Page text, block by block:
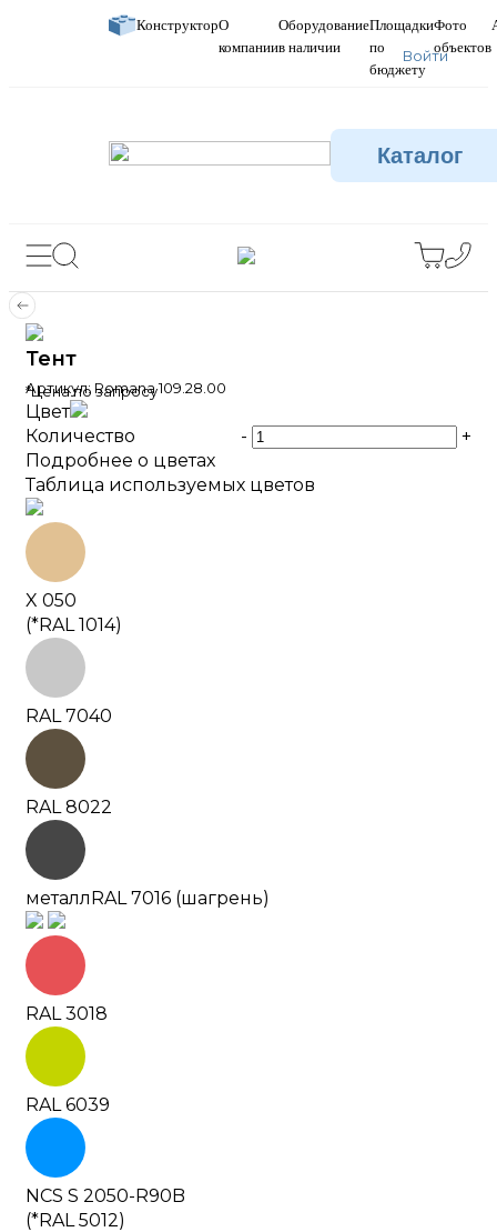
КонструкторО
компании
Оборудование
в наличии
Площадки
по
бюджету
Фото
объектов
Войти
Каталог
Тент
Артикул: Romana 109.28.00
*Цена по запросу
Цвет
Количество
-
+
Подробнее о цветах
Таблица используемых цветов
X 050
(*RAL 1014)
RAL 7040
RAL 8022
металлRAL 7016 (шагрень)
RAL 3018
RAL 6039
NCS S 2050-R90B
(*RAL 5012)